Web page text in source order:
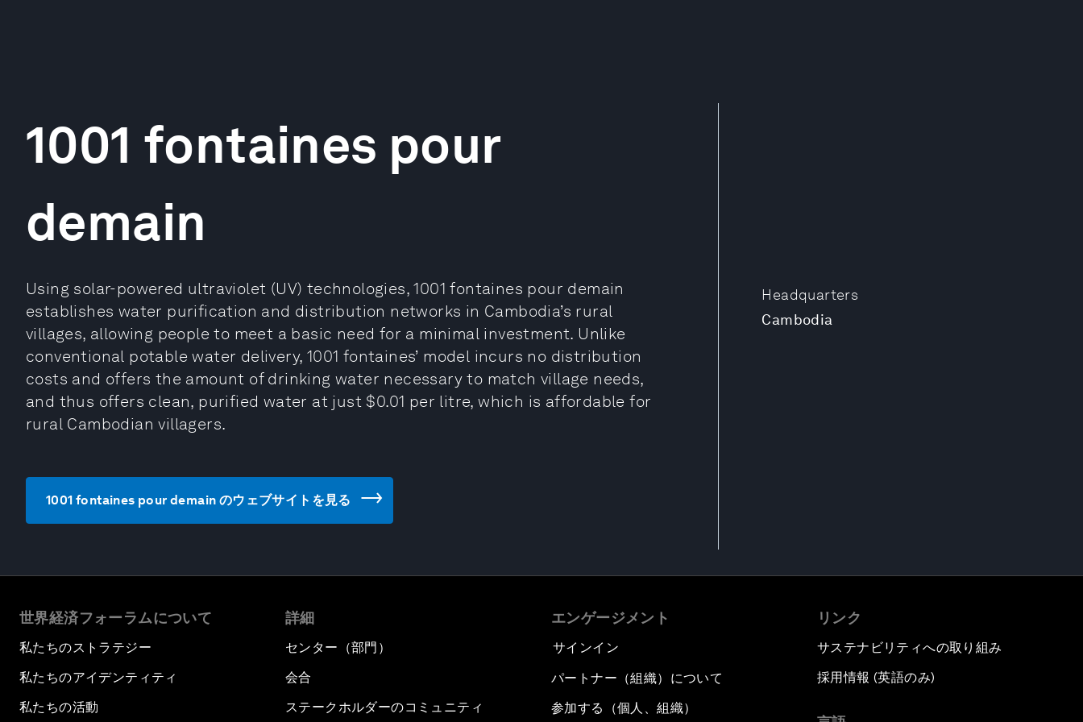
Headquarters
Cambodia
1001 fontaines pour
demain
Using solar-powered ultraviolet (UV) technologies, 1001 fontaines pour demain
establishes water purification and distribution networks in Cambodia’s rural
villages, allowing people to meet a basic need for a minimal investment. Unlike
conventional potable water delivery, 1001 fontaines’ model incurs no distribution
costs and offers the amount of drinking water necessary to match village needs,
and thus offers clean, purified water at just $0.01 per litre, which is affordable for
rural Cambodian villagers.
1001 fontaines pour demain のウェブサイトを見る
世界経済フォーラムについて
私たちのストラテジー
私たちのアイデンティティ
私たちの活動
詳細
センター（部門）
会合
ステークホルダーのコミュニティ
エンゲージメント
サインイン
パートナー（組織）について
参加する（個人、組織）
リンク
サステナビリティへの取り組み
採用情報 (英語のみ)